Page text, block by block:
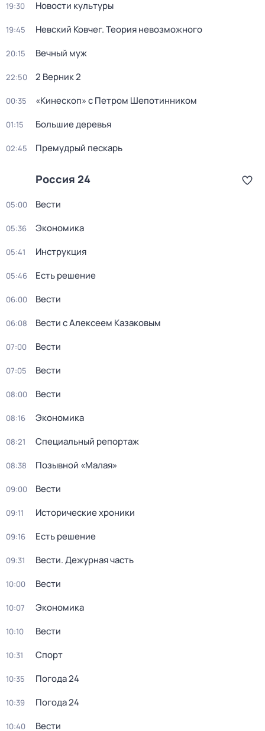
19:30 Новости культуры
19:45 Невский Ковчег. Теория невозможного
20:15 Вечный муж
22:50 2 Верник 2
00:35 «Кинескоп» с Петром Шепотинником
01:15 Большие деревья
02:45 Премудрый пескарь
Россия 24
05:00 Вести
05:36 Экономика
05:41 Инструкция
05:46 Есть решение
06:00 Вести
06:08 Вести с Алексеем Казаковым
07:00 Вести
07:05 Вести
08:00 Вести
08:16 Экономика
08:21 Специальный репортаж
08:38 Позывной «Малая»
09:00 Вести
09:11 Исторические хроники
09:16 Есть решение
09:31 Вести. Дежурная часть
10:00 Вести
10:07 Экономика
10:10 Вести
10:31 Спорт
10:35 Погода 24
10:39 Погода 24
10:40 Вести